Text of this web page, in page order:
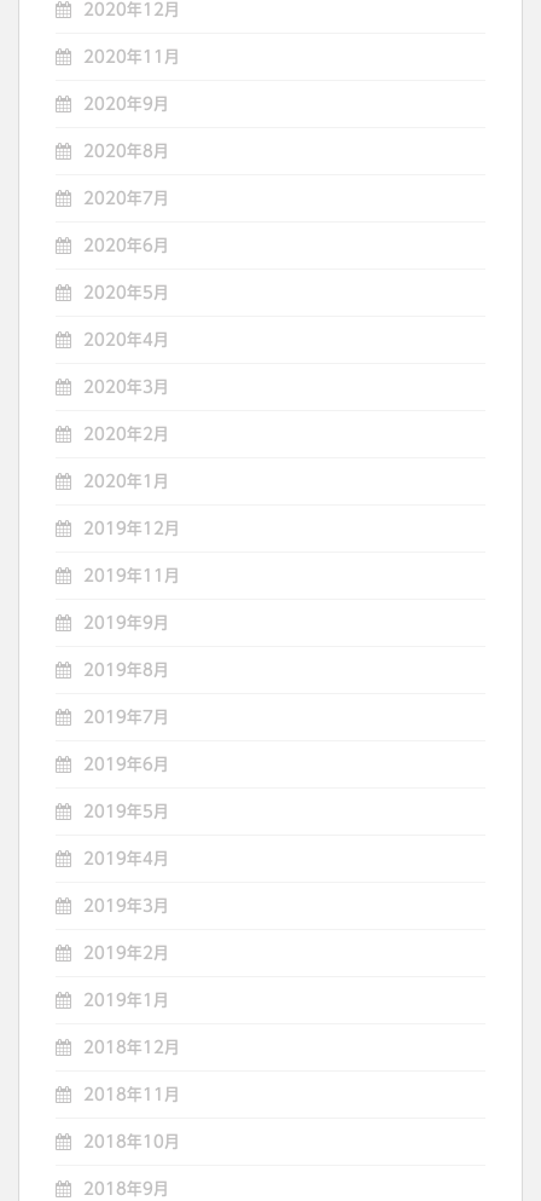
2020年12月
2020年11月
2020年9月
2020年8月
2020年7月
2020年6月
2020年5月
2020年4月
2020年3月
2020年2月
2020年1月
2019年12月
2019年11月
2019年9月
2019年8月
2019年7月
2019年6月
2019年5月
2019年4月
2019年3月
2019年2月
2019年1月
2018年12月
2018年11月
2018年10月
2018年9月